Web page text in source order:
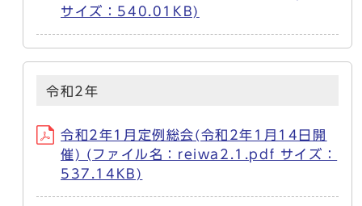
サイズ：540.01KB)
令和2年
令和2年1月定例総会(令和2年1月14日開
催) (ファイル名：reiwa2.1.pdf サイズ：
537.14KB)